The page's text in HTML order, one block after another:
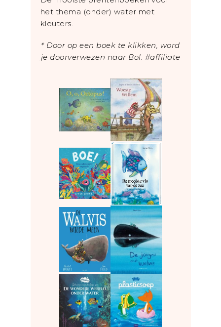
het thema (onder) water met
kleuters.
* Door op een boek te klikken, word
je doorverwezen naar Bol. #affiliate